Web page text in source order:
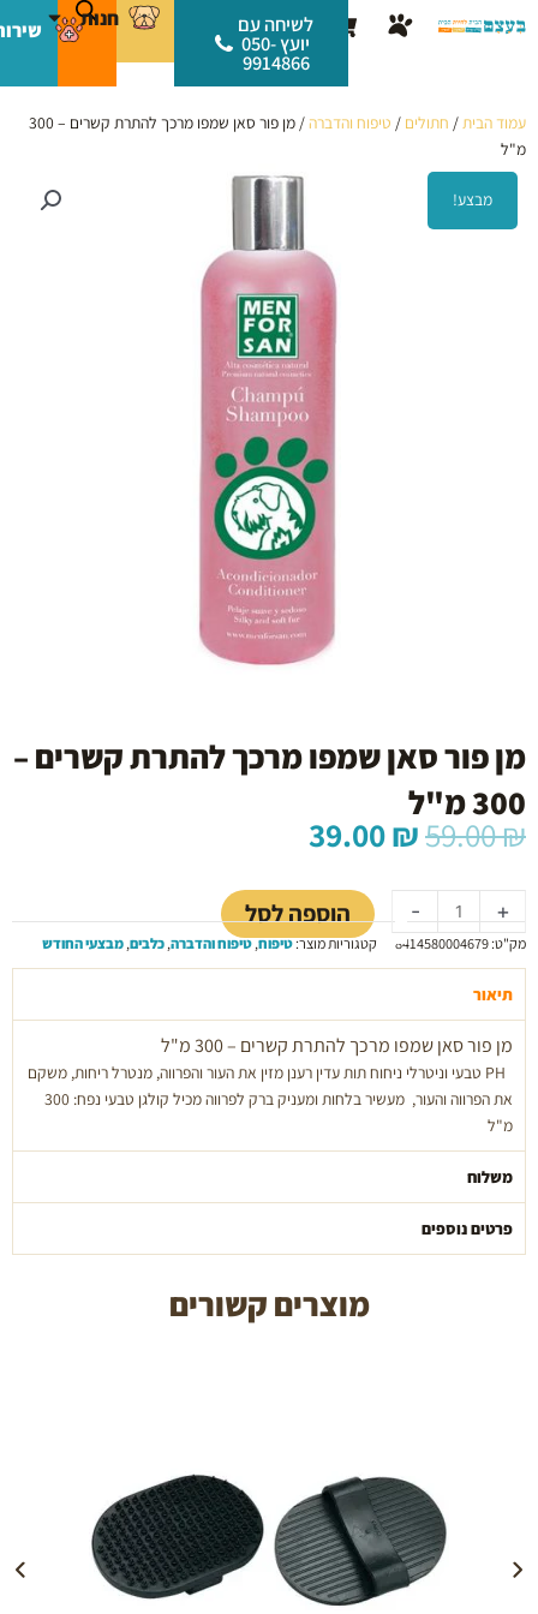
לתוכן
עגלת
קניות
לשיחה עם
יועץ 050-
9914866
חנות
עמוד הבית/ חתולים / טיפוח והדברה
/ מן פור סאן שמפו מרכך להתרת קשרים – 300
מ"ל
מבצע!
מן פור סאן שמפו מרכך להתרת קשרים –
300 מ"ל
59.00₪ המחיר
המקורי
היה:
59.00 ₪.
39.00₪ המחיר
הוא:
39.00 ₪. -
של
מן
פור
סאן
מרכך
להתרת
קשרים
-
מ"ל
+ הוספה לסל
מק"ט:8414580004679 קטגוריות מוצר:טיפוח,טיפוח והדברה,כלבים,מבצעי החודש
תיאור
מן פור סאן שמפו מרכך להתרת קשרים – 300 מ"ל
PH טבעי וניטרלי ניחוח תות עדין רענן מזין את העור והפרווה, מנטרל ריחות, משקם
את הפרווה והעור, מעשיר בלחות ומעניק ברק לפרווה מכיל קולגן טבעי נפח: 300
מ"ל
משלוח
פרטים נוספים
מוצרים קשורים
הוספה לעגלה